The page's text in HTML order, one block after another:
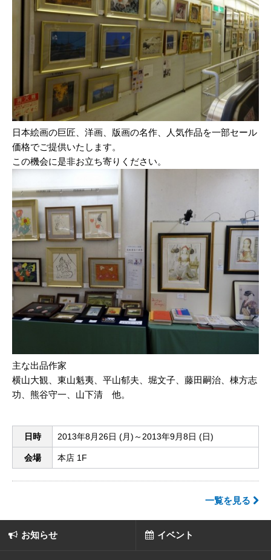
日本絵画の巨匠、洋画、版画の名作、人気作品を一部セール
価格でご提供いたします。
この機会に是非お立ち寄りください。
主な出品作家
横山大観、東山魁夷、平山郁夫、堀文子、藤田嗣治、棟方志
功、熊谷守一、山下清 他。
日時 2013年8月26日 (月)～2013年9月8日 (日)
会場 本店 1F
一覧を見る
お知らせ イベント